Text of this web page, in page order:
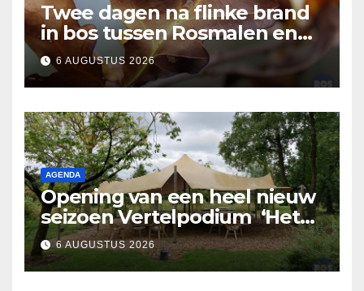
Twee dagen na flinke brand
in bos tussen Rosmalen en
Nuland
6 AUGUSTUS 2026
AGENDA
Opening van een heel nieuw
seizoen Vertelpodium ‘Het
Lopende Vuur’. Landelijke
verhalen in Bomentuin D’n
Hooidonk
6 AUGUSTUS 2026